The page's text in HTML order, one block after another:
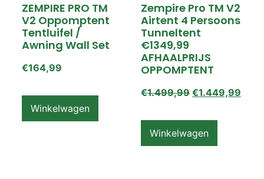
ZEMPIRE PRO TM
V2 Oppomptent
Tentluifel /
Awning Wall Set
€164,99
Winkelwagen
Zempire Pro TM V2
Airtent 4 Persoons
Tunneltent
€1349,99
AFHAALPRIJS
OPPOMPTENT
€1.499,99 €1.449,99
Winkelwagen